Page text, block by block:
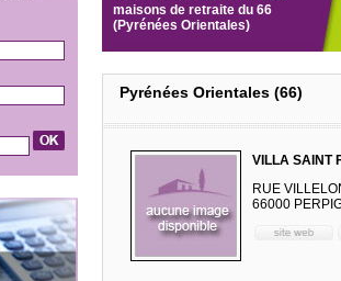
maisons de retraite du 66
(Pyrénées Orientales)
Pyrénées Orientales (66)
VILLA SAINT
RUE
66000